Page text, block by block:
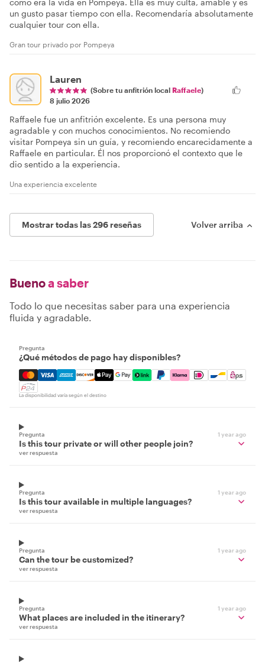
cómo era la vida en Pompeya. Ella es muy culta, amable y es
un gusto pasar tiempo con ella. Recomendaría absolutamente
cualquier tour con ella.
Gran tour privado por Pompeya
Lauren
(Sobre tu anfitrión local Raffaele)
8 julio 2026
Raffaele fue un anfitrión excelente. Es una persona muy
agradable y con muchos conocimientos. No recomiendo
visitar Pompeya sin un guía, y recomiendo encarecidamente a
Raffaele en particular. Él nos proporcionó el contexto que le
dio sentido a la experiencia.
Una experiencia excelente
Mostrar todas las 296 reseñas Volver arriba
Buenoa saber
Todo lo que necesitas saber para una experiencia
fluida y agradable.
Pregunta
¿Qué métodos de pago hay disponibles?
Mastercard, Visa, Amex, Discover, Apple Pay, Google
La disponibilidad varía según el destino
Pregunta 1 year ago
Is this tour private or will other people join?
ver respuesta
Pregunta 1 year ago
Is this tour available in multiple languages?
ver respuesta
Pregunta 1 year ago
Can the tour be customized?
ver respuesta
Pregunta 1 year ago
What places are included in the itinerary?
ver respuesta